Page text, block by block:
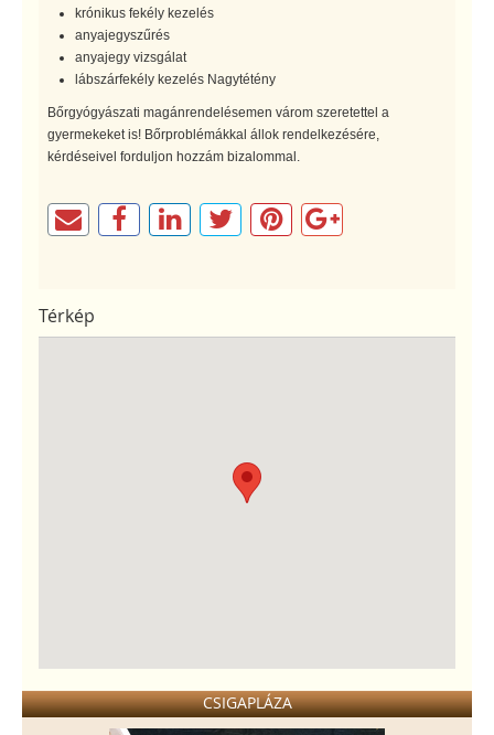
krónikus fekély kezelés
anyajegyszűrés
anyajegy vizsgálat
lábszárfekély kezelés Nagytétény
Bőrgyógyászati magánrendelésemen várom szeretettel a
gyermekeket is! Bőrproblémákkal állok rendelkezésére,
kérdéseivel forduljon hozzám bizalommal.
Térkép
CSIGAPLÁZA